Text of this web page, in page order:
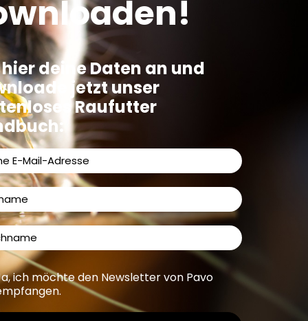
deine Daten an und
jetzt unser
Raufutter
ich möchte den Newsletter von Pavo